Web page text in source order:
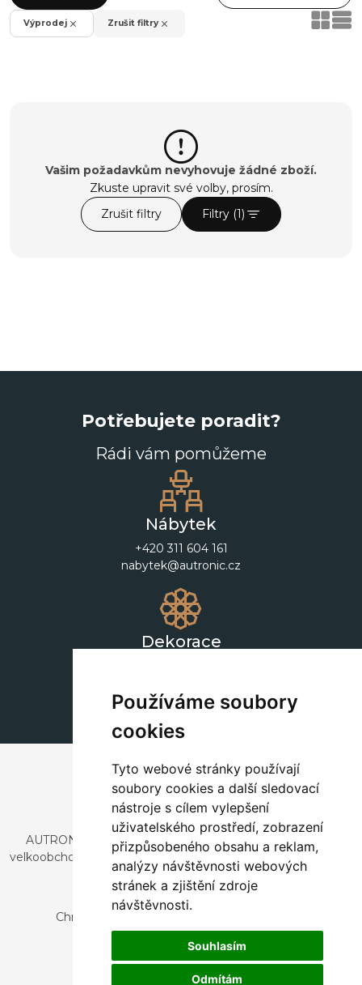
Používáme soubory
cookies
Tyto webové stránky používají
soubory cookies a další sledovací
nástroje s cílem vylepšení
uživatelského prostředí, zobrazení
přizpůsobeného obsahu a reklam,
analýzy návštěvnosti webových
stránek a zjištění zdroje
návštěvnosti.
Souhlasím
Odmítám
Výprodej Zrušit filtry
Vašim požadavkům nevyhovuje žádné zboží.
Zkuste upravit své volby, prosím.
Zrušit filtry
Filtry (1)
Potřebujete poradit?
Rádi vám pomůžeme
Nábytek
+420 311 604 161
nabytek@autronic.cz
Dekorace
AUTRONIC, s.r.o. je společnost zabývající se dovozem a
velkoobchodním prodejem designového i stylového nábytku
a dekorací.
Česká republika
Chrustenice 270, 267 12 Loděnice u Berouna
Slovensko
Nová 366, 032 02 Závažná Poruba